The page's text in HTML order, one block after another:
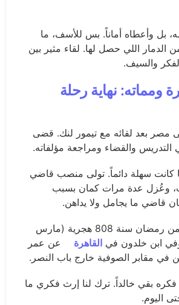
بل وأعطاه أماناً. بس للأسف، ما
الدمار اللي حصل لها. لقاء مثير بين
والسيف.
ومماته: نهاية رحلة
مصر بعد لقائه مع تيمور لنك. قضى
التدريس والقضاء ومراجعة مؤلفاته.
كانت سهلة دائماً. تولى منصب قاضي
وعُزل عدة مرات كمان بسبب
قاضي ما يجامل ولا يداهن.
في السابع عشر من رمضان سنة 808 هجرية (مارس
القاهرة
عن عمر
بقي خالداً. ترك لنا إرث فكري ما
اليوم.